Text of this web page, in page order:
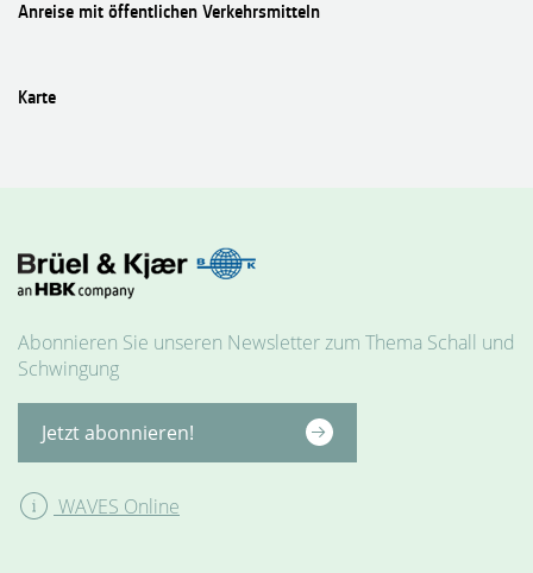
MESSGERÄTE
Anreise mit öffentlichen Verkehrsmitteln
Karte
Abonnieren Sie unseren Newsletter zum Thema Schall und
Schwingung
Jetzt abonnieren!
WAVES Online